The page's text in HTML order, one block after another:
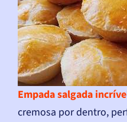
Empada salgada
cremosa por dentro,